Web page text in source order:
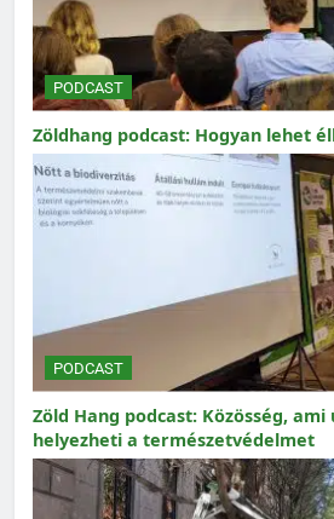
PODCAST
Zöldhang podcast: Hogyan lehet
PODCAST
Zöld Hang podcast: Közösség,
helyezheti a természetvédelmet